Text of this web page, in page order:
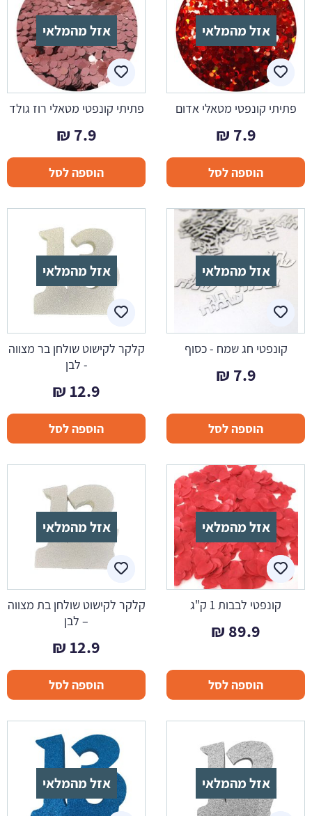
אזל מהמלאי
פתיתי קונפטי מטאלי אדום
7.9
₪
הוספה לסל
אזל מהמלאי
פתיתי קונפטי מטאלי רוז גולד
7.9
₪
הוספה לסל
אזל מהמלאי
קונפטי חג שמח - כסוף
7.9
₪
הוספה לסל
אזל מהמלאי
קלקר לקישוט שולחן בר מצווה
- לבן
12.9
₪
הוספה לסל
אזל מהמלאי
קונפטי לבבות 1 ק"ג
89.9
₪
הוספה לסל
אזל מהמלאי
קלקר לקישוט שולחן בת מצווה
– לבן
12.9
₪
הוספה לסל
אזל מהמלאי אזל מהמלאי